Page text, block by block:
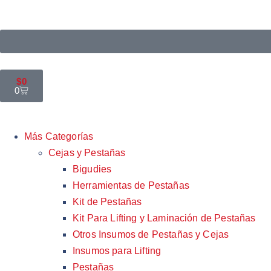
$0
0
Más Categorías
Cejas y Pestañas
Bigudies
Herramientas de Pestañas
Kit de Pestañas
Kit Para Lifting y Laminación de Pestañas
Otros Insumos de Pestañas y Cejas
Insumos para Lifting
Pestañas